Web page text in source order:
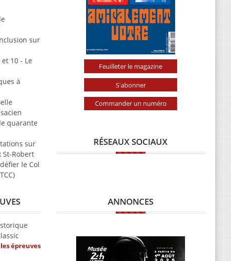
sur
et 10 - Le
à
quarante
sur
St-Robert
le Col
épreuves
Feuilleter le magazine
S'abonner
Commander un numéro
RÉSEAUX SOCIAUX
ANNONCES